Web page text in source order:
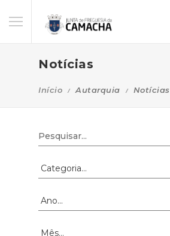
Notícias
Início Autarquia Notícias